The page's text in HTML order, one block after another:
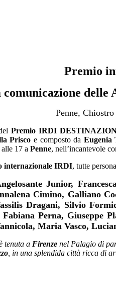
Premio
comunicazione
Penne,
Premio IRDI
Prisco e composto da Eugenia
17 a Penne, nell’incantevole
internazionale IRDI, tutte
Junior,
Cimino, Galliano
Dragani, Silvio
Perna, Giuseppe
Maria Vasco,
tenuta a Firenzenel Palagio di
, in una splendida città ricca di